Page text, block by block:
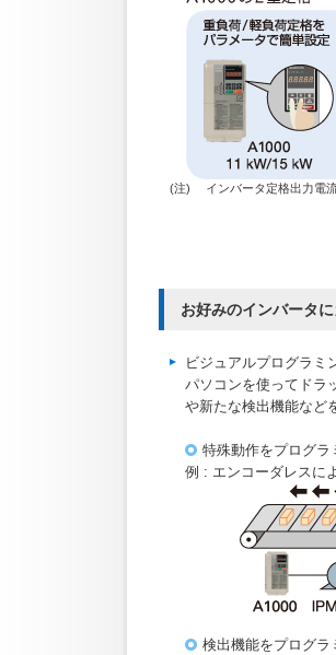
(注) インバータ定格出力電
お好みのインバータ
ビジュアルプログラミ
パソコンを使ってドラ
や新たな検出機能など
特殊動作をプログラ
例 : エンコーダレスに
検出機能をプログラ